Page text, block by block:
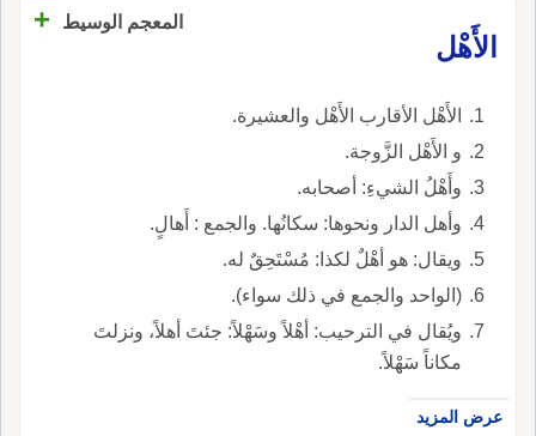
المعجم الوسيط
+
الأَهْل
الأَهْل الأقارب الأَهْل والعشيرة.
و الأَهْل الزَّوجة.
وأَهْلُ الشيءِ: أصحابه.
وأهل الدار ونحوها: سكانُها. والجمع : أَهالٍ.
ويقال: هو أهْلٌ لكذا: مُسْتَحِقٌ له.
(الواحد والجمع في ذلك سواء).
ويُقال في الترحيب: أهْلاً وسَهْلاً: جئتَ أهلاً، ونزلتَ
مكاناً سَهْلاً.
عرض المزيد